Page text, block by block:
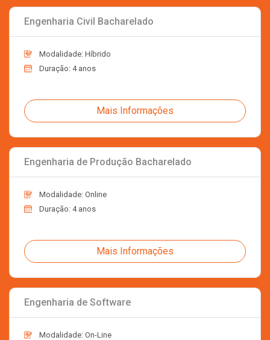
Engenharia Civil Bacharelado
Modalidade: Híbrido
Duração: 4 anos
Mais Informações
Engenharia de Produção Bacharelado
Modalidade: Online
Duração: 4 anos
Mais Informações
Engenharia de Software
Modalidade: On-Line